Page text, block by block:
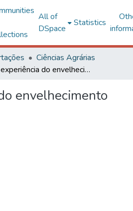
All of
DSpace
Statistics
Ciências Agrárias
A experiência do envelhecimento no meio rural
envelhecimento